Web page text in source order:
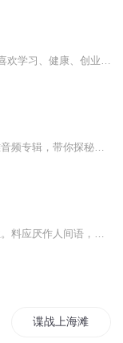
谍战上海滩